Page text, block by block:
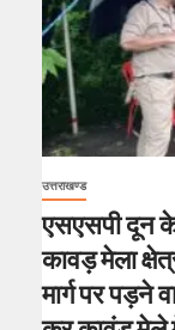
उत्तराखण्ड
एसएसपी दून के
कावड़ मेला
मार्ग पर पड़ने